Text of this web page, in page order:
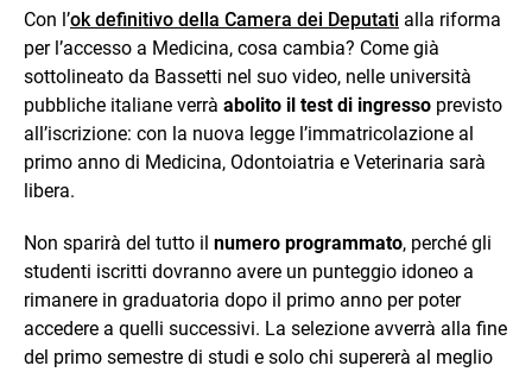
Con l’ok definitivo della Camera dei Deputati alla riforma
per l’accesso a Medicina, cosa cambia? Come già
sottolineato da Bassetti nel suo video, nelle università
pubbliche italiane verrà abolito il test di ingresso previsto
all’iscrizione: con la nuova legge l’immatricolazione al
primo anno di Medicina, Odontoiatria e Veterinaria sarà
libera.
Non sparirà del tutto il numero programmato, perché gli
studenti iscritti dovranno avere un punteggio idoneo a
rimanere in graduatoria dopo il primo anno per poter
accedere a quelli successivi. La selezione avverrà alla fine
del primo semestre di studi e solo chi supererà al meglio